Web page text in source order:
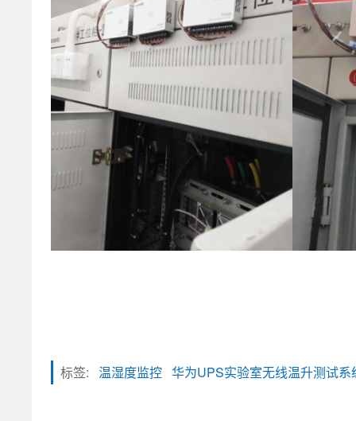
标签: 温湿度监控 华为UPS实验室无线温升测试